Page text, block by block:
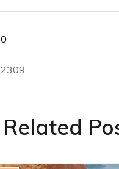
0
2309
Related